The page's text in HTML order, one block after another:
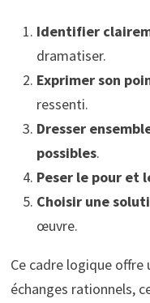
Identifier
dramatiser.
Exprimer son
ressenti.
Dresser
possibles.
Peser le pour et
Choisir une
œuvre.
Ce cadre logique offre
échanges rationnels,